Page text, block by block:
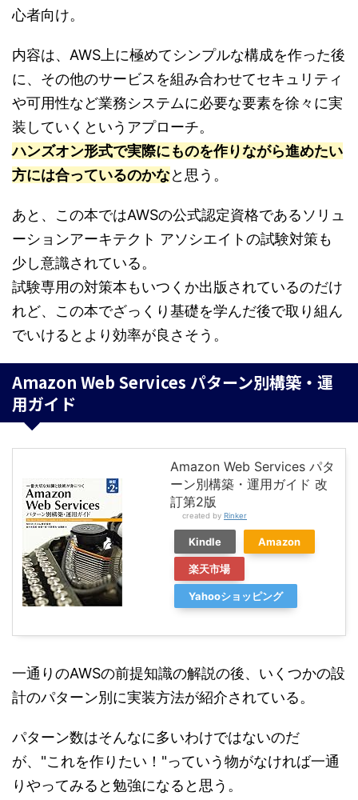
心者向け。
内容は、AWS上に極めてシンプルな構成を作った後
に、その他のサービスを組み合わせてセキュリティ
や可用性など業務システムに必要な要素を徐々に実
装していくというアプローチ。
ハンズオン形式で実際にものを作りながら進めたい
方には合っているのかなと思う。
あと、この本ではAWSの公式認定資格であるソリュ
ーションアーキテクト アソシエイトの試験対策も
少し意識されている。
試験専用の対策本もいつくか出版されているのだけ
れど、この本でざっくり基礎を学んだ後で取り組ん
でいけるとより効率が良さそう。
Amazon Web Services パターン別構築・運
用ガイド
Amazon Web Services パタ
ーン別構築・運用ガイド 改
訂第2版
created by Rinker
Kindle Amazon
楽天市場
Yahooショッピング
一通りのAWSの前提知識の解説の後、いくつかの設
計のパターン別に実装方法が紹介されている。
パターン数はそんなに多いわけではないのだ
が、"これを作りたい！"っていう物がなければ一通
りやってみると勉強になると思う。